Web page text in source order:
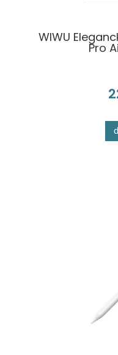
WIWU
Pro